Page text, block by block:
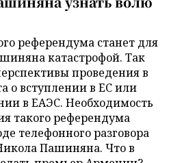
референдума станет для
катастрофой. Так
проведения в
о вступлении в ЕС или
в ЕАЭС. Необходимость
такого референдума
телефонного разговора
Пашиняна. Что в